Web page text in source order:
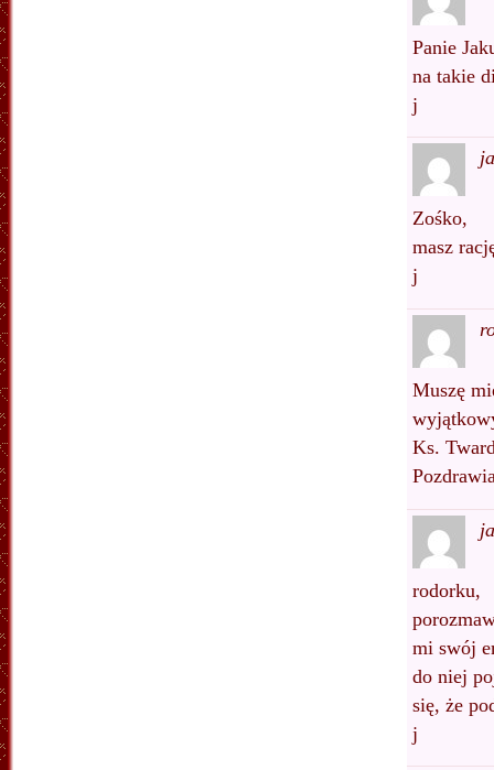
Panie
na takie
j
Zośko,
masz
j
Muszę
Ks.
rodorku,
mi swój
do niej
się, że
j